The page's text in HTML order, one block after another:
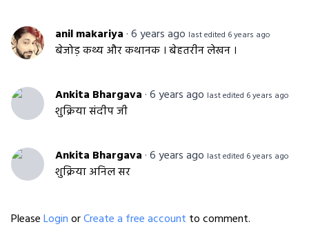
anil makariya·6 years ago last edited 6 years ago
बेजोड़ कथ्य और कथानक । बेहतरीन लेखन ।
Ankita Bhargava·6 years ago last edited 6 years ago
शुक्रिया संदीप जी
Ankita Bhargava·6 years ago last edited 6 years ago
शुक्रिया अनिल सर
PleaseLoginorCreate a free account to comment.